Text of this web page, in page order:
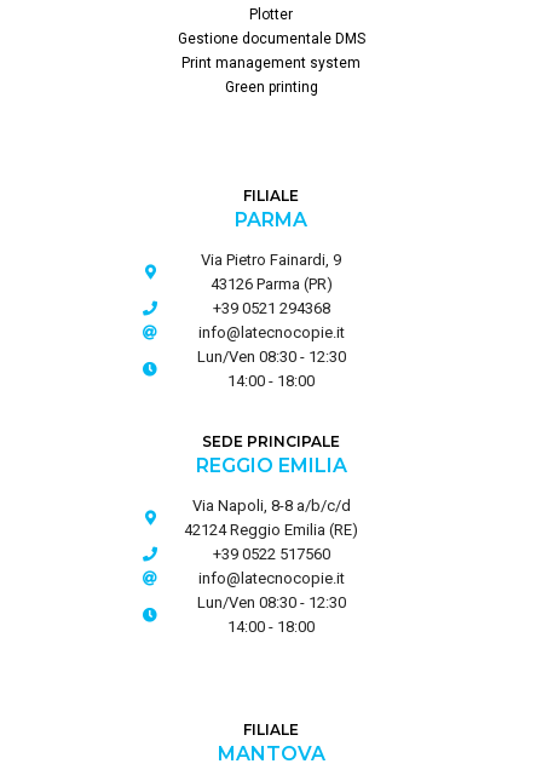
Plotter
Gestione documentale DMS
Print management system
Green printing
FILIALE
PARMA
Via Pietro Fainardi, 9
43126 Parma (PR)
+39 0521 294368
info@latecnocopie.it
Lun/Ven 08:30 - 12:30
14:00 - 18:00
SEDE PRINCIPALE
REGGIO EMILIA
Via Napoli, 8-8 a/b/c/d
42124 Reggio Emilia (RE)
+39 0522 517560
info@latecnocopie.it
Lun/Ven 08:30 - 12:30
14:00 - 18:00
FILIALE
MANTOVA